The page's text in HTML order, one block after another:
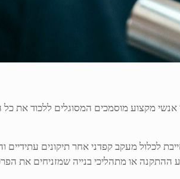
אנשי מקצוע מוסמכים המסוגלים ללכוד את
לכלול מעקב קפדני אחר תיקונים
ההתקנה או מתהליכי בנייה שמזניחים את